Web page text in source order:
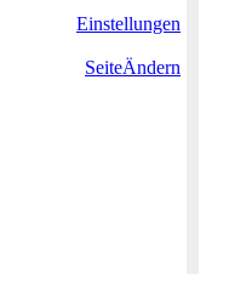
Einstellungen
SeiteÄndern